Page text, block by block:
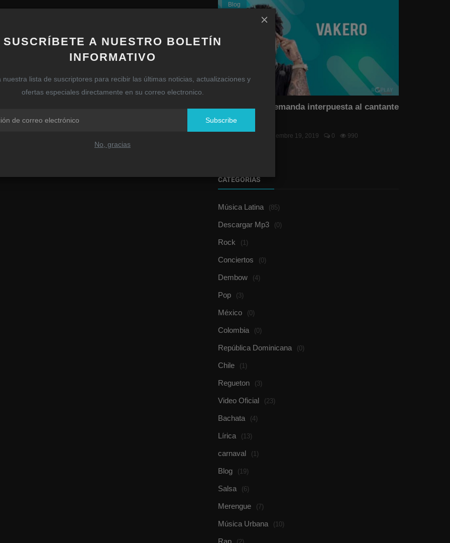
SUSCRÍBETE A NUESTRO BOLETÍN
INFORMATIVO
nuestra lista de suscriptores para recibir las últimas noticias, actualizaciones y
ofertas especiales directamente en su correo electronico.
Subscribe
No, gracias
Blog
Rechazan la demanda interpuesta al cantante
urbano Vake...
Noviembre 19, 2019 0 990
CATEGORÍAS
Música Latina (85)
Descargar Mp3 (0)
Rock (1)
Conciertos (0)
Dembow (4)
Pop (3)
México (0)
Colombia (0)
República Dominicana (0)
Chile (1)
Regueton (3)
Video Oficial (23)
Bachata (4)
Lírica (13)
carnaval (1)
Blog (19)
Salsa (6)
Merengue (7)
Música Urbana (10)
Rap